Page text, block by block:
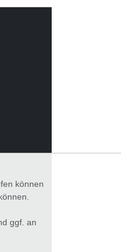
können
ggf. an